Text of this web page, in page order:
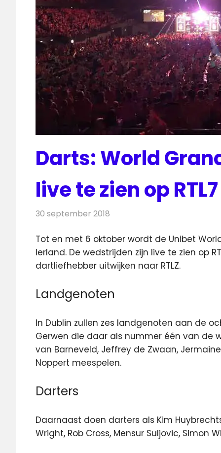
Darts: World
live te zien op RTL7
30 september 2018
Tot en met 6 oktober wordt de Unibet
Ierland. De wedstrijden zijn live te zien op
dartliefhebber uitwijken naar RTLZ.
Landgenoten
In Dublin zullen zes landgenoten aan de
Gerwen die daar als nummer één van de
van Barneveld, Jeffrey de Zwaan,
Noppert meespelen.
Darters
Daarnaast doen darters als Kim
Wright, Rob Cross, Mensur Suljovic, Simon